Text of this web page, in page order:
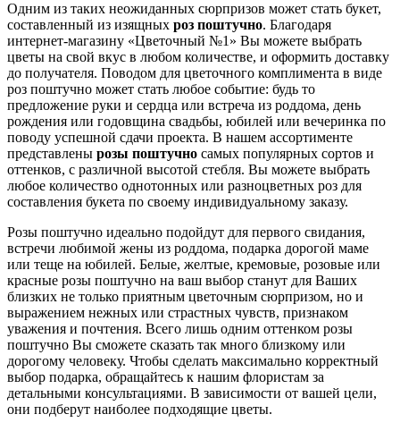
Одним из таких неожиданных сюрпризов может стать букет,
составленный из изящных роз поштучно. Благодаря
интернет-магазину «Цветочный №1» Вы можете выбрать
цветы на свой вкус в любом количестве, и оформить доставку
до получателя. Поводом для цветочного комплимента в виде
роз поштучно может стать любое событие: будь то
предложение руки и сердца или встреча из роддома, день
рождения или годовщина свадьбы, юбилей или вечеринка по
поводу успешной сдачи проекта. В нашем ассортименте
представлены розы поштучно самых популярных сортов и
оттенков, с различной высотой стебля. Вы можете выбрать
любое количество однотонных или разноцветных роз для
составления букета по своему индивидуальному заказу.
Розы поштучно идеально подойдут для первого свидания,
встречи любимой жены из роддома, подарка дорогой маме
или теще на юбилей. Белые, желтые, кремовые, розовые или
красные розы поштучно на ваш выбор станут для Ваших
близких не только приятным цветочным сюрпризом, но и
выражением нежных или страстных чувств, признаком
уважения и почтения. Всего лишь одним оттенком розы
поштучно Вы сможете сказать так много близкому или
дорогому человеку. Чтобы сделать максимально корректный
выбор подарка, обращайтесь к нашим флористам за
детальными консультациями. В зависимости от вашей цели,
они подберут наиболее подходящие цветы.